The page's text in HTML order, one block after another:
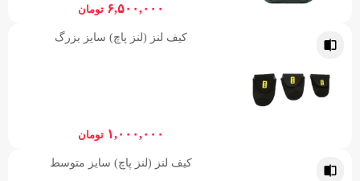
۶,۵۰۰,۰۰۰ تومان
کیف لنز (لنز پاچ) سایز بزرگ
۱,۰۰۰,۰۰۰ تومان
کیف لنز (لنز پاچ) سایز متوسط